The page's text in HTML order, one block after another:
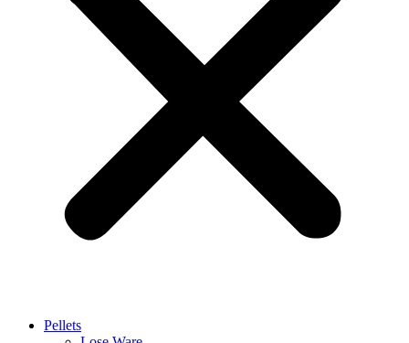
Pellets